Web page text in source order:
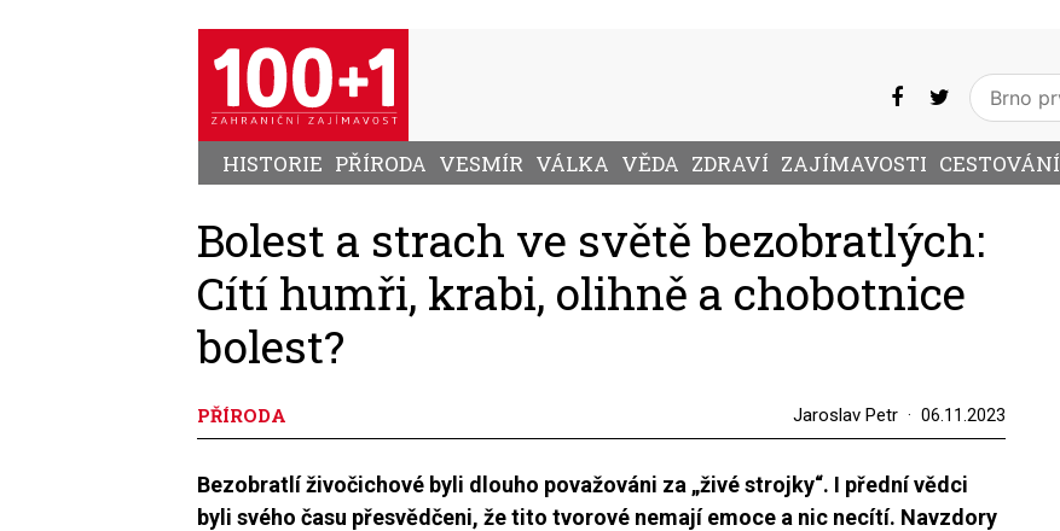
HISTORIE PŘÍRODA VESMÍR VÁLKA VĚDA ZDRAVÍ ZAJÍMAVOSTI CESTOVÁNÍ
Bolest a strach ve světě bezobratlých:
Cítí humři, krabi, olihně a chobotnice
bolest?
PŘÍRODA Jaroslav Petr 06.11.2023
Bezobratlí živočichové byli dlouho považováni za „živé strojky“. I přední vědci
byli svého času přesvědčeni, že tito tvorové nemají emoce a nic necítí. Navzdory